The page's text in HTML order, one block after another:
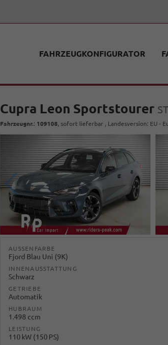
FAHRZEUGKONFIGURATOR
Cupra Leon Sportstourer
Fahrzeugnr.: 109108,sofort lieferbar , Landesversion: EU -
AUSSENFARBE
Fjord Blau Uni (9K)
INNENAUSSTATTUNG
Schwarz
GETRIEBE
Automatik
HUBRAUM
1.498 ccm
LEISTUNG
110 kW (150 PS)